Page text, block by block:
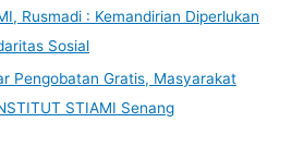
Rusmadi : Kemandirian Diperlukan
Sosial
Pengobatan Gratis, Masyarakat
STIAMI Senang